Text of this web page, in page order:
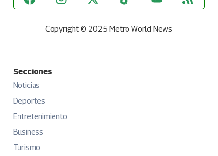
Copyright © 2025 Metro World News
Secciones
Noticias
Deportes
Entretenimiento
Business
Turismo